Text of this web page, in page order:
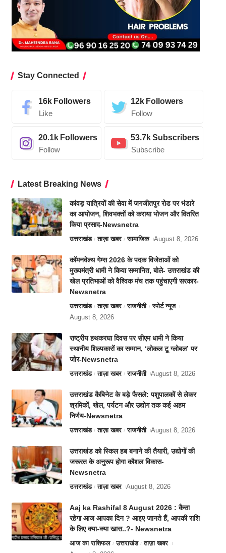
Stay Connected
16k Followers
Like
12k Followers
Follow
20.1k Followers
Follow
53.7kSubscribers
Subscribe
Latest Breaking News
कांवड़ यात्रियों की सेवा में जगजीतपुर रोड पर भंडारे
का आयोजन, शिवभक्तों को कराया भोजन और वितरित
किया प्रसाद-Newsnetra
उत्तराखंड ताज़ा खबर सामाजिक August 8, 2026
कॉमनवेल्थ गेम्स 2026 के पदक विजेताओं को
मुख्यमंत्री धामी ने किया सम्मानित, बोले- उत्तराखंड की
खेल प्रतिभाओं को वैश्विक मंच तक पहुंचाएगी सरकार-
Newsnetra
उत्तराखंड ताज़ा खबर राजनीती
स्पोर्ट न्यूज
August 8, 2026
राष्ट्रीय हथकरघा दिवस पर सीएम धामी ने किया
स्थानीय शिल्पकारों का सम्मान, ‘लोकल टू ग्लोबल’ पर
जोर-Newsnetra
उत्तराखंड ताज़ा खबर राजनीती August 8, 2026
उत्तराखंड कैबिनेट के बड़े फैसले: पशुपालकों से लेकर
श्रमिकों, खेल, पर्यटन और उद्योग तक कई अहम
निर्णय-Newsnetra
उत्तराखंड ताज़ा खबर राजनीती August 8, 2026
उत्तराखंड को स्किल हब बनाने की तैयारी, उद्योगों की
जरूरत के अनुरूप होगा कौशल विकास-
Newsnetra
उत्तराखंड ताज़ा खबर August 8, 2026
Aaj ka Rashifal 8 August 2026 : कैसा
रहेगा आज आपका दिन ? आइए जानते हैं, आपकी राशि
के लिए क्या-क्या खास..?- Newsnetra
आज का राशिफल उत्तराखंड
ताज़ा खबर